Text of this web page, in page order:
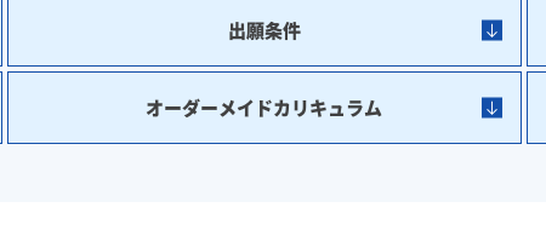
出願条件
オーダーメイドカリキュラム